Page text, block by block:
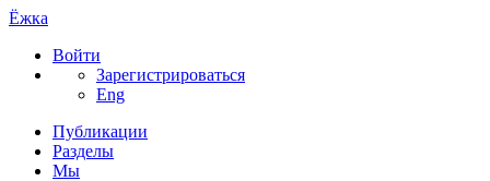
Ёжка
Войти
Зарегистрироваться
Eng
Публикации
Разделы
Мы